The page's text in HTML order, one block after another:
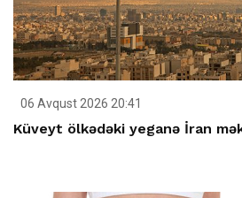
06 Avqust 2026 20:41
Küveyt ölkədəki yeganə İran